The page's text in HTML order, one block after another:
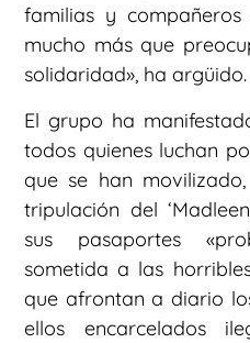
familias y
mucho más que
solidaridad», ha argüido.
El grupo ha
todos quienes luchan
que se han
tripulación del
sus pasaportes
sometida a las
que afrontan a diario
ellos encarcelados